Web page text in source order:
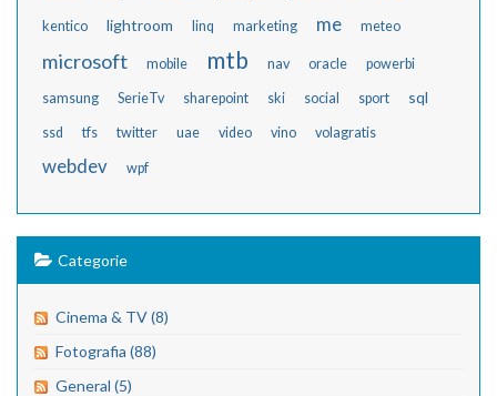
kentico lightroom linq marketing me meteo
microsoft mobile mtb nav oracle powerbi
samsung SerieTv sharepoint ski social sport sql
ssd tfs twitter uae video vino volagratis
webdev wpf
Categorie
Cinema & TV (8)
Fotografia (88)
General (5)